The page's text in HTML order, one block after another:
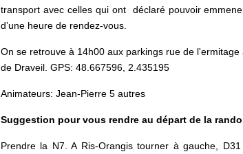
transport avec celles qui ont déclaré pouvoir
d’une heure de rendez-vous.
On se retrouve à 14h00 aux parkings rue de
de Draveil. GPS: 48.667596, 2.435195
Animateurs: Jean-Pierre 5 autres
Suggestion pour vous rendre au départ de la
Prendre la N7. A Ris-Orangis tourner à gauche,